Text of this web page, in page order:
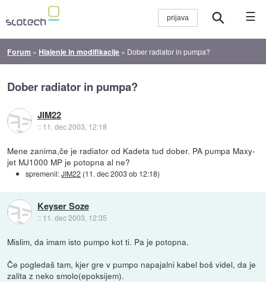
☰
Forum » Hlajenje in modifikacije » Dober radiator in pumpa?
Dober radiator in pumpa?
JIM22
:: 11. dec 2003, 12:18
Mene zanima,če je radiator od Kadeta tud dober. PA pumpa Maxy-
jet MJ1000 MP je potopna al ne?
spremenil:JIM22 (11. dec 2003 ob 12:18)
Keyser Soze
:: 11. dec 2003, 12:35
Mislim, da imam isto pumpo kot ti. Pa je potopna.
Če pogledaš tam, kjer gre v pumpo napajalni kabel boš videl, da je
zalita z neko smolo(epoksijem).